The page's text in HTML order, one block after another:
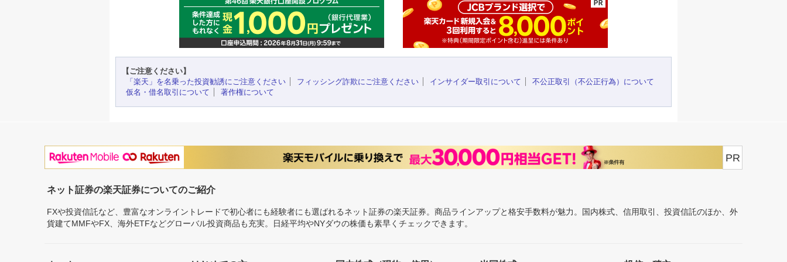
【ご注意ください】
「楽天」を名乗った投資勧誘にご注意ください
フィッシング詐欺にご注意ください インサイダー取引について
不公正取引（不公正行為）について
仮名・借名取引について
著作権について
PR
ネット証券の楽天証券についてのご紹介
FXや投資信託など、豊富なオンライントレードで初心者にも経験者にも選ばれるネット証券の楽天証券。商品ラインアップと格安手数料が魅力。国内株式、信用取引、投資信託のほか、外
貨建てMMFやFX、海外ETFなどグローバル投資商品も充実。日経平均やNYダウの株価も素早くチェックできます。